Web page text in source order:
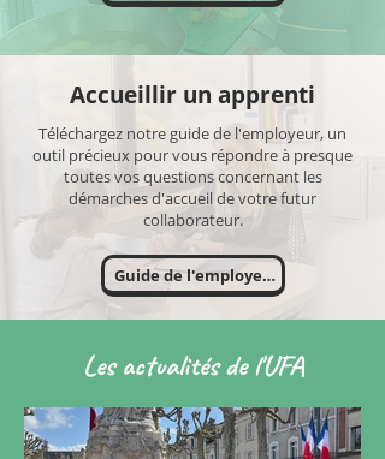
Accueillir un apprenti
Téléchargez notre guide de l'employeur, un
outil précieux pour vous répondre à presque
toutes vos questions concernant les
démarches d'accueil de votre futur
collaborateur.
Guide de l'employeur
Les actualités de l'UFA